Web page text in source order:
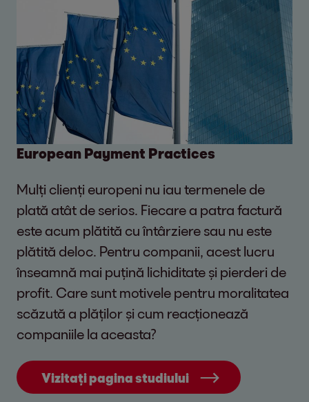
European Payment Practices
Mulți clienți europeni nu iau termenele de
plată atât de serios. Fiecare a patra factură
este acum plătită cu întârziere sau nu este
plătită deloc. Pentru companii, acest lucru
înseamnă mai puțină lichiditate și pierderi de
profit. Care sunt motivele pentru moralitatea
scăzută a plăților și cum reacționează
companiile la aceasta?
Vizitați pagina studiului